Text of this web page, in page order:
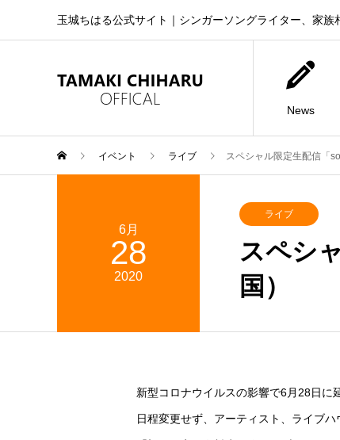
玉城ちはる公式サイト｜シンガーソングライター、家族
News
イベント ライブ スペシャル限定生配信「
6月
28
2020
ライブ
スペシ
国）
新型コロナウイルスの影響で6月28日に
日程変更せず、アーティスト、ライブ